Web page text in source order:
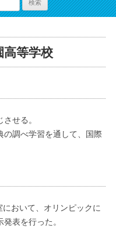
高等学校
せる。
の調べ学習を通して、国際
おいて、オリンピックに
表を行った。